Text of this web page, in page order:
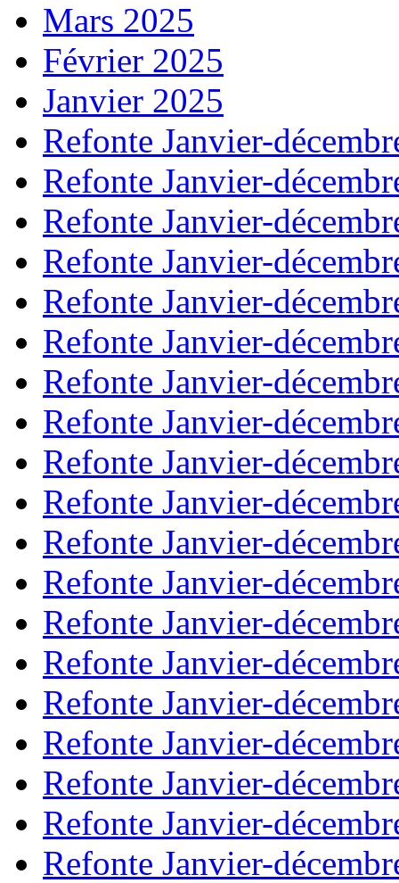
Mars 2025
Février 2025
Janvier 2025
Refonte Janvier-
Refonte Janvier-
Refonte Janvier-
Refonte Janvier-
Refonte Janvier-
Refonte Janvier-
Refonte Janvier-
Refonte Janvier-
Refonte Janvier-
Refonte Janvier-
Refonte Janvier-
Refonte Janvier-
Refonte Janvier-
Refonte Janvier-
Refonte Janvier-
Refonte Janvier-
Refonte Janvier-
Refonte Janvier-
Refonte Janvier-